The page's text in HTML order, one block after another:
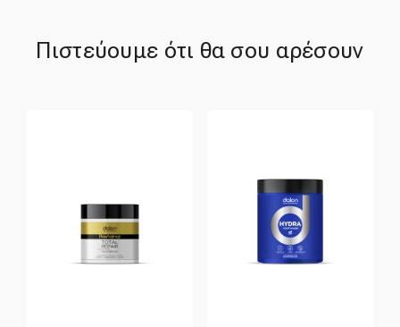
Πιστεύουμε ότι θα σου αρέσουν